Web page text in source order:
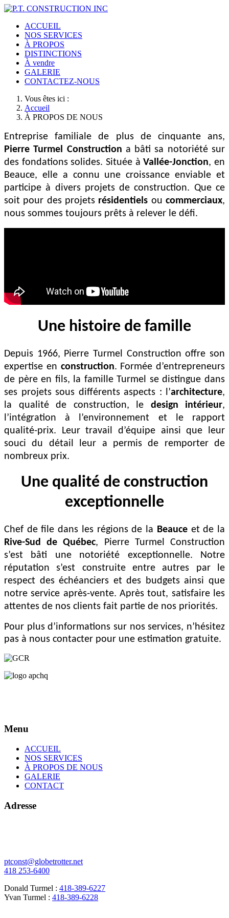
ACCUEIL
NOS SERVICES
À PROPOS
DISTINCTIONS
À vendre
GALERIE
CONTACTEZ-NOUS
Vous êtes ici :
Accueil
À PROPOS DE NOUS
Entreprise familiale de plus de cinquante ans,
Pierre Turmel Construction a bâti sa notoriété sur
des fondations solides. Située àVallée-Jonction, en
Beauce, elle a connu une croissance enviable et
participe à divers projets de construction. Que ce
soit pour des projets résidentiels oucommerciaux,
nous sommes toujours prêts à relever le défi.
Une histoire de famille
Depuis 1966, Pierre Turmel Construction offre son
expertise en construction. Formée d’entrepreneurs
de père en fils, la famille Turmel se distingue dans
ses projets sous différents aspects : l’architecture,
la qualité de construction, le design intérieur,
l’intégration à l’environnement et le rapport
qualité-prix. Leur travail d’équipe ainsi que leur
souci du détail leur a permis de remporter de
nombreux prix.
Une qualité de construction
exceptionnelle
Chef de file dans les régions de la Beauceet de la
Rive-Sud de Québec, Pierre Turmel Construction
s’est bâti une notoriété exceptionnelle. Notre
réputation s’est construite entre autres par le
respect des échéanciers et des budgets ainsi que
notre service après-vente. Après tout, satisfaire les
attentes de nos clients fait partie de nos priorités.
Pour plus d’informations sur nos services, n’hésitez
pas à nous contacter pour une estimation gratuite.
Menu
ACCUEIL
NOS SERVICES
À PROPOS DE NOUS
GALERIE
CONTACT
Adresse
ptconst@globetrotter.net
418 253-6400
Donald Turmel : 418-389-6227
Yvan Turmel : 418-389-6228